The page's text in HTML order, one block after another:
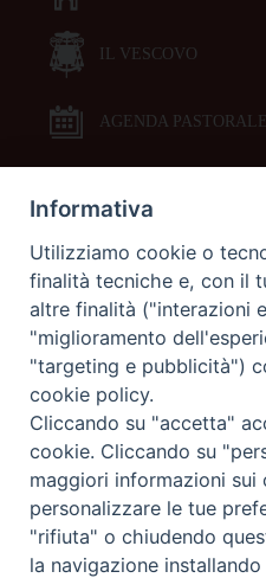
IL VESCOVO
AGENDA PASTORALE
DOCUMENTI
ORARI MESSE
LITURGIA DELLE
GALLERIE
GALLERIE VIDEO
Informativa
Utilizziamo cookie o
finalità tecniche e, con il
altre finalità ("interazioni
"miglioramento
"targeting e pubblicità")
cookie policy.
Cliccando su "accetta"
cookie. Cliccando su
maggiori informazioni
personalizzare le tue
"rifiuta" o chiudendo
la navigazione